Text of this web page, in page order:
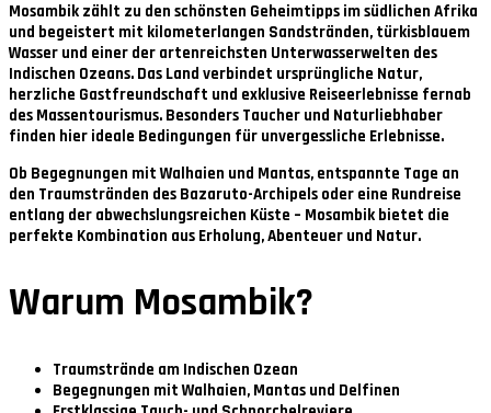
Mosambik zählt zu den schönsten Geheimtipps im südlichen Afrika
und begeistert mit kilometerlangen Sandstränden, türkisblauem
Wasser und einer der artenreichsten Unterwasserwelten des
Indischen Ozeans. Das Land verbindet ursprüngliche Natur,
herzliche Gastfreundschaft und exklusive Reiseerlebnisse fernab
des Massentourismus. Besonders Taucher und Naturliebhaber
finden hier ideale Bedingungen für unvergessliche Erlebnisse.
Ob Begegnungen mit Walhaien und Mantas, entspannte Tage an
den Traumstränden des Bazaruto-Archipels oder eine Rundreise
entlang der abwechslungsreichen Küste – Mosambik bietet die
perfekte Kombination aus Erholung, Abenteuer und Natur.
Warum Mosambik?
Traumstrände am Indischen Ozean
Begegnungen mit Walhaien, Mantas und Delfinen